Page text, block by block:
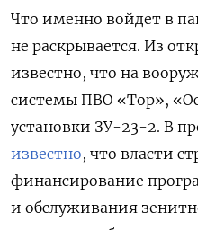
Что именно войдет в
не раскрывается. Из
известно, что на
системы ПВО «Тор»,
установки ЗУ-23-2. В
известно, что власти
финансирование
и обслуживания